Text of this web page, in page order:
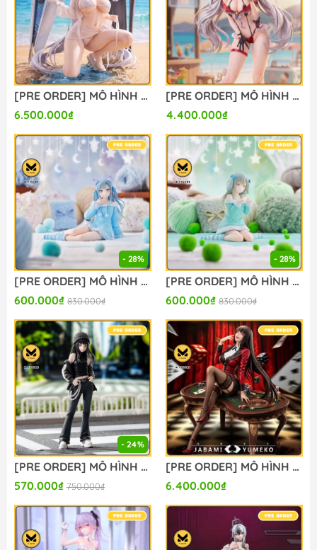
[PRE ORDER] MÔ HÌNH Cinderella: Crystal Wave - Goddess of Victory: Nikke (BM Studio) FIGURE CHÍNH HÃNG
6.500.000₫
[PRE ORDER] MÔ HÌNH Sparxie x Sparkle - Honkai Star Rail (Miwu Studio) FIGURE CHÍNH HÃNG
4.400.000₫
- 28%
[PRE ORDER] MÔ HÌNH BanG Dream! - BanG Dream! Ave Mujica - Togawa Sakiko - Yumemirize - ～Pajama Party!～ (Sega Fave) FIGURE CHÍNH HÃNG
600.000₫ 830.000₫
- 28%
[PRE ORDER] MÔ HÌNH BanG Dream! - BanG Dream! Ave Mujica - Wakaba Mutsumi - Yumemirize - ～Pajama Party!～ (Sega Fave) FIGURE CHÍNH HÃNG
600.000₫ 830.000₫
- 24%
[PRE ORDER] MÔ HÌNH Lycoris Recoil - Inoue Takina - High Premium Figure - Street Snap (Sega Fave) FIGURE CHÍNH HÃNG
570.000₫ 750.000₫
[PRE ORDER] MÔ HÌNH Jabami Yumeko - Kakegurui (MBB Studio) FIGURE CHÍNH HÃNG
6.400.000₫